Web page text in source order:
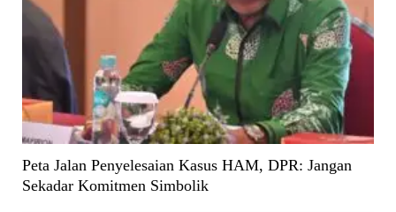
Peta Jalan Penyelesaian Kasus HAM, DPR: Jangan
Sekadar Komitmen Simbolik